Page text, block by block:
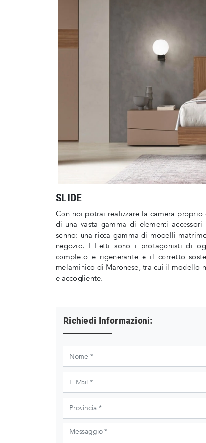
SLIDE
Con noi potrai realizzare la camera
di una vasta gamma di elementi
sonno: una ricca gamma di modelli
negozio. I Letti sono i protagonisti di
completo e rigenerante e il corretto
melaminico di Maronese, tra cui il modello
e accogliente.
Richiedi Informazioni: